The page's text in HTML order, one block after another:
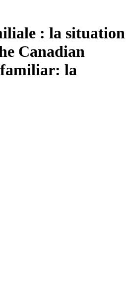
: la situation
Canadian
familiar: la